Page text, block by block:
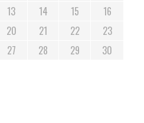
13 14 15
16
20 21 22
23
27 28 29
30